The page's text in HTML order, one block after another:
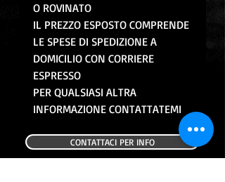
O ROVINATO
IL PREZZO ESPOSTO COMPRENDE
LE SPESE DI SPEDIZIONE A
DOMICILIO CON CORRIERE
ESPRESSO
PER QUALSIASI ALTRA
INFORMAZIONE CONTATTATEMI
CONTATTACI PER INFO